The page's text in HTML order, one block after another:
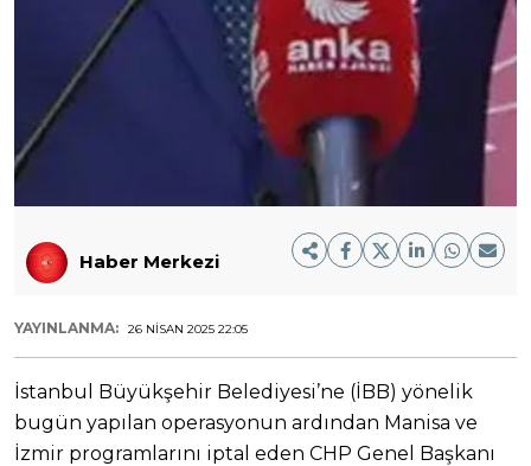
Haber Merkezi
YAYINLANMA: 26 NISAN 2025 22:05
İstanbul Büyükşehir Belediyesi’ne (İBB) yönelik
bugün yapılan operasyonun ardından Manisa ve
İzmir programlarını iptal eden CHP Genel Başkanı